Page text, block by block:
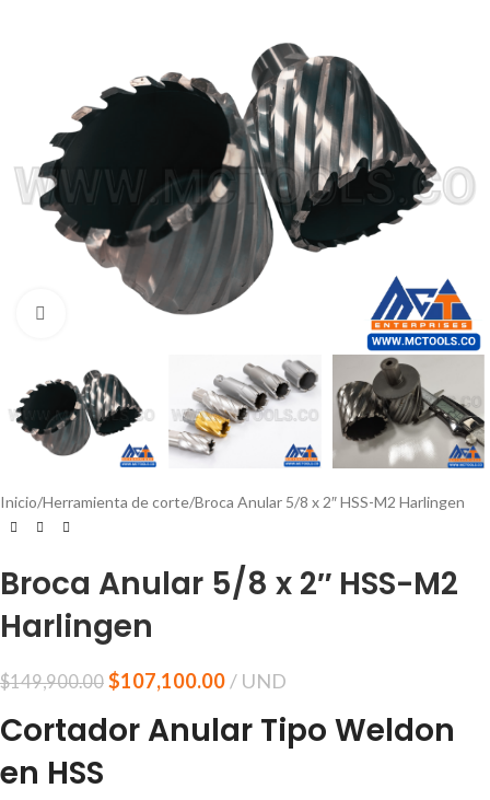
Click to enlarge
Inicio Herramienta de corte Broca Anular 5/8 x 2″ HSS-M2 Harlingen
Broca Anular 5/8 x 2″ HSS-M2
Harlingen
$149,900.00 $107,100.00 UND
Cortador Anular Tipo Weldon
en HSS